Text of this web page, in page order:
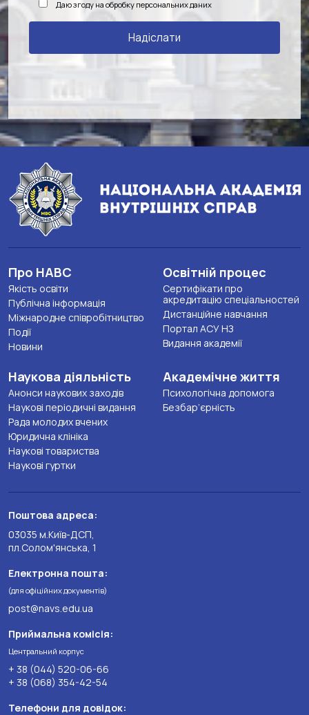
Даю згоду на обробку персональних даних
Про НАВС
Якість освіти
Публічна інформація
Міжнародне співробітництво
Події
Новини
Освітній процес
Сертифікати про
акредитацію спеціальностей
Дистанційне навчання
Портал АСУ НЗ
Видання академії
Наукова діяльність
Анонси наукових заходів
Наукові періодичні видання
Рада молодих вчених
Юридична клініка
Наукові товариства
Наукові гуртки
Академічне життя
Психологічна допомога
Безбар’єрність
Поштова адреса:
03035 м.Київ-ДСП,
пл.Солом'янська, 1
Електронна пошта:
(для офіційних документів)
post@navs.edu.ua
Приймальна комісія:
Центральний корпус
+ 38 (044) 520-06-66
+ 38 (068) 354-42-54
Телефони для довідок: